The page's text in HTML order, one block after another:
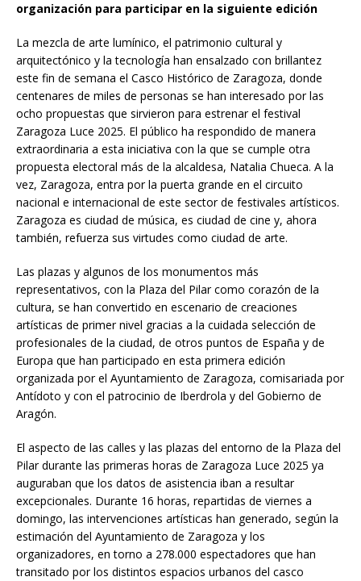
organización para participar en la siguiente edición
La mezcla de arte lumínico, el patrimonio cultural y
arquitectónico y la tecnología han ensalzado con brillantez
este fin de semana el Casco Histórico de Zaragoza, donde
centenares de miles de personas se han interesado por las
ocho propuestas que sirvieron para estrenar el festival
Zaragoza Luce 2025. El público ha respondido de manera
extraordinaria a esta iniciativa con la que se cumple otra
propuesta electoral más de la alcaldesa, Natalia Chueca. A la
vez, Zaragoza, entra por la puerta grande en el circuito
nacional e internacional de este sector de festivales artísticos.
Zaragoza es ciudad de música, es ciudad de cine y, ahora
también, refuerza sus virtudes como ciudad de arte.
Las plazas y algunos de los monumentos más
representativos, con la Plaza del Pilar como corazón de la
cultura, se han convertido en escenario de creaciones
artísticas de primer nivel gracias a la cuidada selección de
profesionales de la ciudad, de otros puntos de España y de
Europa que han participado en esta primera edición
organizada por el Ayuntamiento de Zaragoza, comisariada por
Antídoto y con el patrocinio de Iberdrola y del Gobierno de
Aragón.
El aspecto de las calles y las plazas del entorno de la Plaza del
Pilar durante las primeras horas de Zaragoza Luce 2025 ya
auguraban que los datos de asistencia iban a resultar
excepcionales. Durante 16 horas, repartidas de viernes a
domingo, las intervenciones artísticas han generado, según la
estimación del Ayuntamiento de Zaragoza y los
organizadores, en torno a 278.000 espectadores que han
transitado por los distintos espacios urbanos del casco